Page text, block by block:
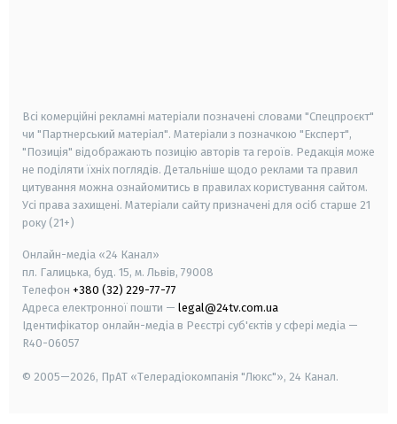
Всі комерційні рекламні матеріали позначені словами "Спецпроєкт"
чи "Партнерський матеріал". Матеріали з позначкою "Експерт",
"Позиція" відображають позицію авторів та героїв. Редакція може
не поділяти їхніх поглядів. Детальніше щодо реклами та правил
цитування можна ознайомитись в правилах користування сайтом.
Усі права захищені. Матеріали сайту призначені для осіб старше 21
року (21+)
Онлайн-медіа «24 Канал»
пл. Галицька, буд. 15, м. Львів, 79008
Телефон +380 (32) 229-77-77
Адреса електронної пошти — legal@24tv.com.ua
Ідентифікатор онлайн-медіа в Реєстрі суб'єктів у сфері медіа —
R40-06057
© 2005—2026, ПрАТ «Телерадіокомпанія "Люкс"», 24 Канал.